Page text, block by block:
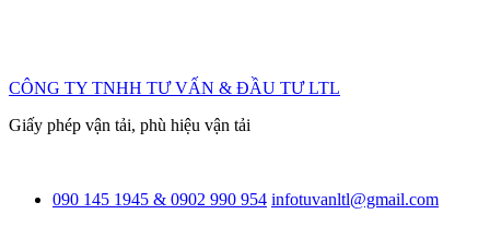
CÔNG TY TNHH TƯ VẤN & ĐẦU TƯ LTL
Giấy phép vận tải, phù hiệu vận tải
090 145 1945 & 0902 990 954 infotuvanltl@gmail.com